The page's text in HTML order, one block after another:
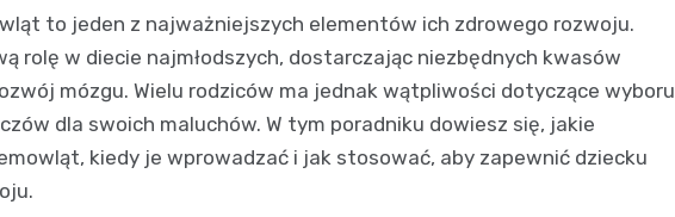
to jeden z najważniejszych elementów ich zdrowego rozwoju.
rolę w diecie najmłodszych, dostarczając niezbędnych kwasów
mózgu. Wielu rodziców ma jednak wątpliwości dotyczące wyboru
dla swoich maluchów. W tym poradniku dowiesz się, jakie
kiedy je wprowadzać i jak stosować, aby zapewnić dziecku